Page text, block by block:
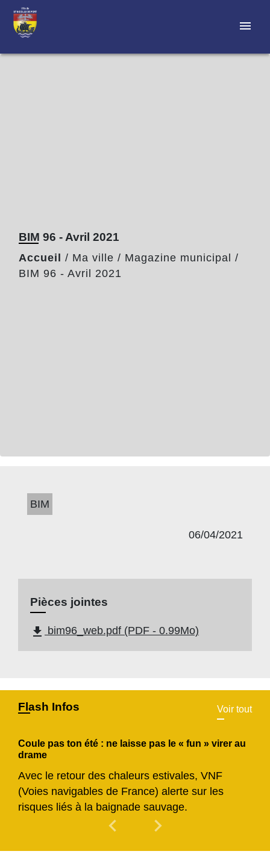
menu
BIM 96 - Avril 2021
Accueil / Ma ville / Magazine municipal /
BIM 96 - Avril 2021
BIM
06/04/2021
Pièces jointes
file_download bim96_web.pdf (PDF - 0.99Mo)
Flash Infos Voir tout
Coule pas ton été : ne laisse pas le « fun » virer au
drame
Avec le retour des chaleurs estivales, VNF
(Voies navigables de France) alerte sur les
risques liés à la baignade sauvage.
chevron_left Previous
chevron_right